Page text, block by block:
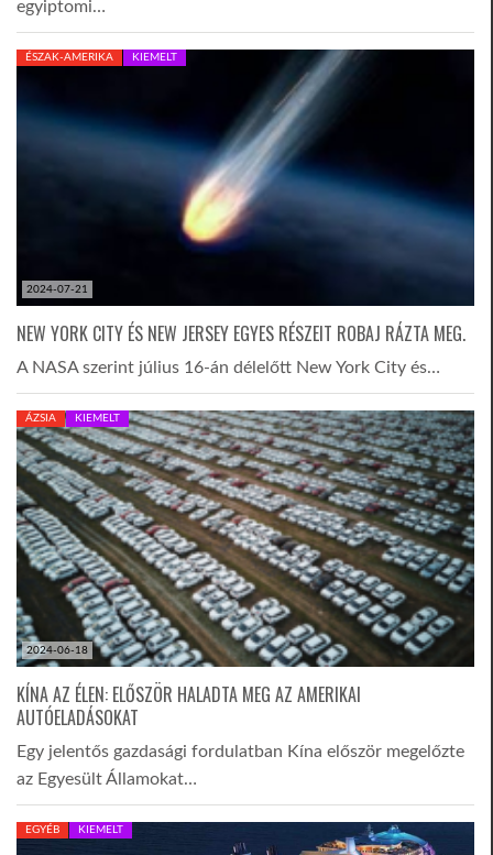
egyiptomi…
2024-07-21
ÉSZAK-AMERIKA KIEMELT
NEW YORK CITY ÉS NEW JERSEY EGYES RÉSZEIT ROBAJ RÁZTA MEG.
A NASA szerint július 16-án délelőtt New York City és…
2024-06-18
ÁZSIA KIEMELT
KÍNA AZ ÉLEN: ELŐSZÖR HALADTA MEG AZ AMERIKAI
AUTÓELADÁSOKAT
Egy jelentős gazdasági fordulatban Kína először megelőzte
az Egyesült Államokat…
EGYÉB KIEMELT